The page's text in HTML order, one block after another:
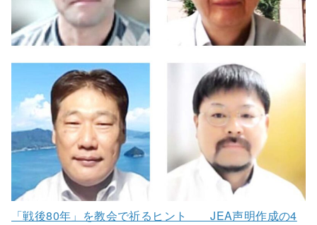
「戦後80年」を教会で祈るヒント JEA声明作成の4